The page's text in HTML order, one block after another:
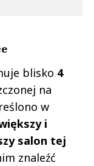
blisko 4
na
w
i
salon tej
znaleźć